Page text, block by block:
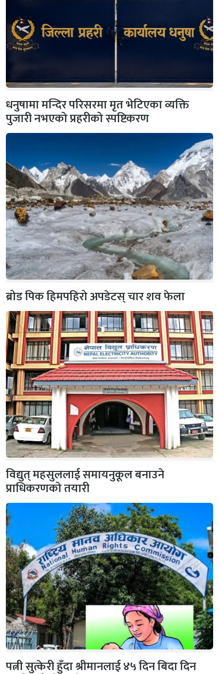
धनुषामा मन्दिर परिसरमा मृत भेटिएका व्यक्ति
पुजारी नभएको प्रहरीको स्पष्टिकरण
ब्रोड पिक हिमपहिरो अपडेटस् चार शव फेला
विद्युत् महसुललाई समायनुकूल बनाउने
प्राधिकरणको तयारी
पत्नी सुत्केरी हुँदा श्रीमानलाई ४५ दिन बिदा दिन